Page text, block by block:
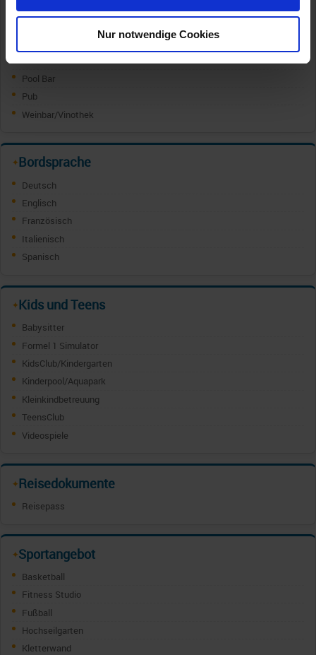
Nur notwendige Cookies
Ginbar
Pool Bar
Pub
Weinbar/Vinothek
✦Bordsprache
Deutsch
Englisch
Französisch
Italienisch
Spanisch
✦Kids und Teens
Babysitter
Formel 1 Simulator
KidsClub/Kindergarten
Kinderpool/Aquapark
Kleinkindbetreuung
TeensClub
Videospiele
✦Reisedokumente
Reisepass
✦Sportangebot
Basketball
Fitness Studio
Fußball
Hochseilgarten
Kletterwand